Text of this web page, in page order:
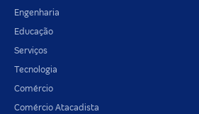
Engenharia
Educação
Serviços
Tecnologia
Comércio
Comércio Atacadista